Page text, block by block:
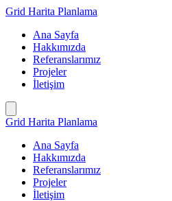
İçeriğe
Grid Harita Planlama
Ana Sayfa
Hakkımızda
Referanslarımız
Projeler
İletişim
Grid Harita Planlama
Ana Sayfa
Hakkımızda
Referanslarımız
Projeler
İletişim